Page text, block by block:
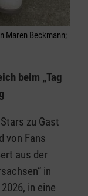
Maren Beckmann;
beim „Tag
zu Gast
von Fans
aus der
in
in eine